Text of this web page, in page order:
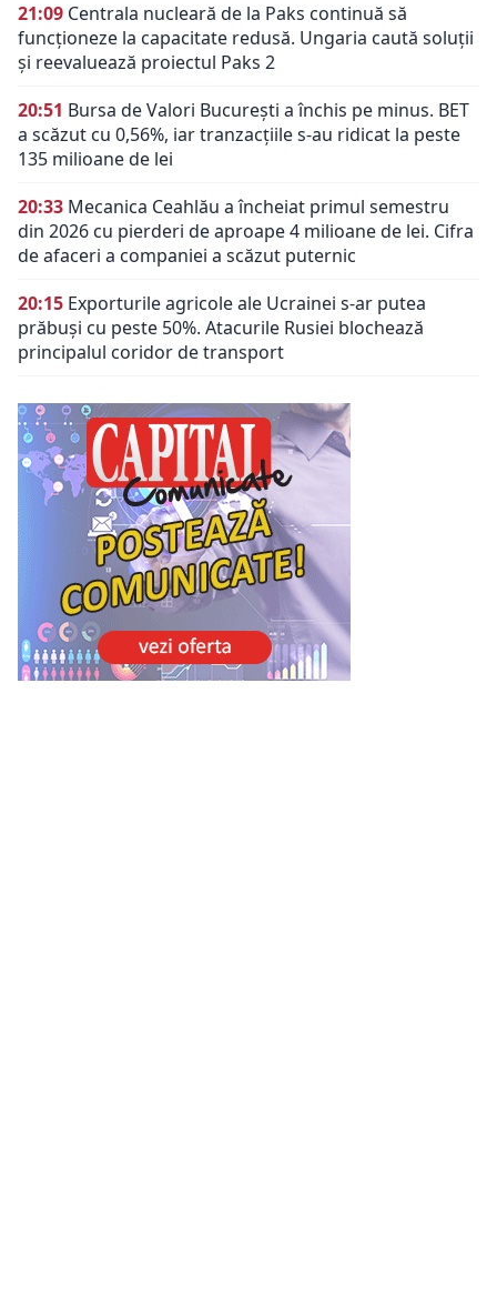
21:09 Centrala nucleară de la Paks continuă să
funcționeze la capacitate redusă. Ungaria caută soluții
și reevaluează proiectul Paks 2
20:51 Bursa de Valori București a închis pe minus. BET
a scăzut cu 0,56%, iar tranzacțiile s-au ridicat la peste
135 milioane de lei
20:33 Mecanica Ceahlău a încheiat primul semestru
din 2026 cu pierderi de aproape 4 milioane de lei. Cifra
de afaceri a companiei a scăzut puternic
20:15 Exporturile agricole ale Ucrainei s-ar putea
prăbuși cu peste 50%. Atacurile Rusiei blochează
principalul coridor de transport